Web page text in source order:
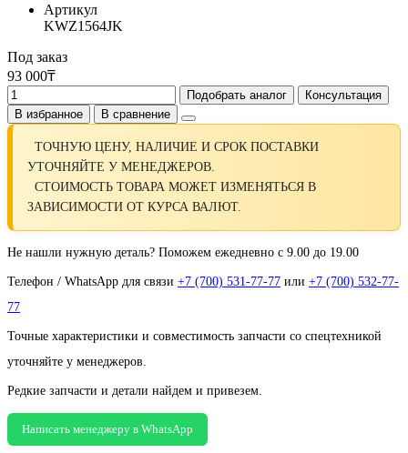
Артикул
KWZ1564JK
Под заказ
93 000₸
Подобрать аналог
Консультация
В избранное
В сравнение
ТОЧНУЮ ЦЕНУ, НАЛИЧИЕ И СРОК ПОСТАВКИ
УТОЧНЯЙТЕ У МЕНЕДЖЕРОВ.
СТОИМОСТЬ ТОВАРА МОЖЕТ ИЗМЕНЯТЬСЯ В
ЗАВИСИМОСТИ ОТ КУРСА ВАЛЮТ.
Не нашли нужную деталь? Поможем ежедневно с 9.00 до 19.00
Телефон / WhatsApp для связи +7 (700) 531-77-77 или +7 (700) 532-77-
77
Точные характеристики и совместимость запчасти со спецтехникой
уточняйте у менеджеров.
Редкие запчасти и детали найдем и привезем.
Написать менеджеру в WhatsApp